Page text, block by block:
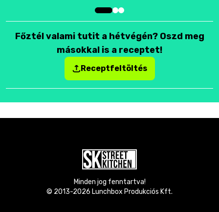
Főztél valami tutit a hétvégén? Oszd meg
másokkal is a receptet!
Receptfeltöltés
Minden jog fenntartva!
© 2013-2026 Lunchbox Produkciós Kft.